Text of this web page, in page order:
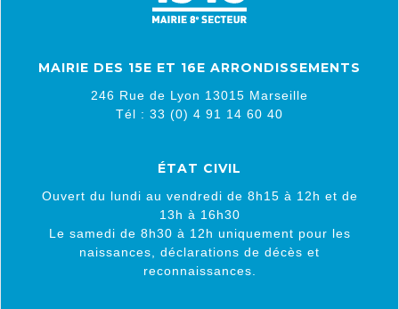
MAIRIE DES 15E ET 16E ARRONDISSEMENTS
246 Rue de Lyon 13015 Marseille
Tél : 33 (0) 4 91 14 60 40
ÉTAT CIVIL
Ouvert du lundi au vendredi de 8h15 à 12h et de
13h à 16h30
Le samedi de 8h30 à 12h uniquement pour les
naissances, déclarations de décès et
reconnaissances.